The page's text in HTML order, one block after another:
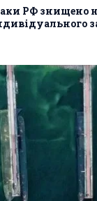
РФ знищено